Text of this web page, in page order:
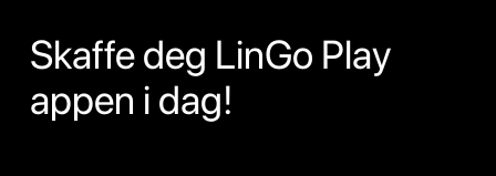
Skaffe deg LinGo Play
appen i dag!